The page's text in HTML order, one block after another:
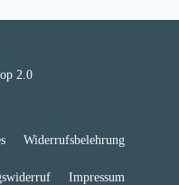
2.0
Widerrufsbelehrung
Impressum